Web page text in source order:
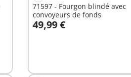
71597 - Fourgon blindé avec
convoyeurs de fonds
49,99 €